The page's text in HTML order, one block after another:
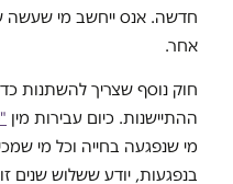
חדשה. אנס ייחשב מי שעשה
אחר.
חוק נוסף שצריך להשתנות
ההתיישנות. כיום עבירות מין
מי שנפגעה בחייה וכל מי
בנפגעות, יודע ששלוש שנים